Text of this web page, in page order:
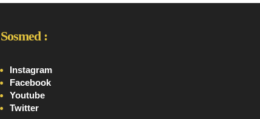
Sosmed :
Instagram
Facebook
Youtube
Twitter